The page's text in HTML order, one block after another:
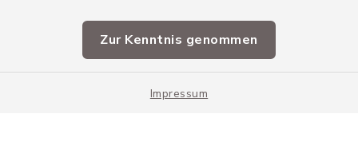
Zur Kenntnis genommen
Impressum
Impressum
Sitemap